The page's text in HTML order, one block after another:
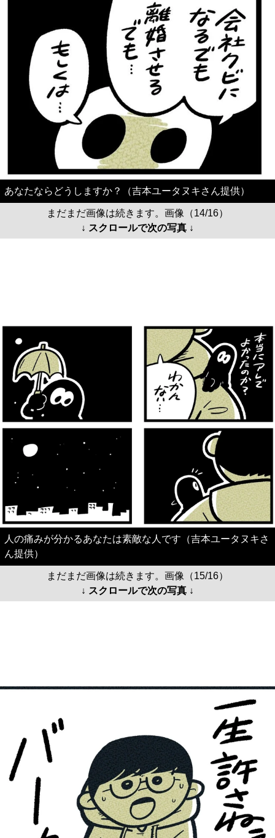
あなたならどうしますか？（吉本ユータヌキさん提供）
まだまだ画像は続きます。画像（14/16）
↓ スクロールで次の写真 ↓
人の痛みが分かるあなたは素敵な人です（吉本ユータヌキさ
ん提供）
まだまだ画像は続きます。画像（15/16）
↓ スクロールで次の写真 ↓